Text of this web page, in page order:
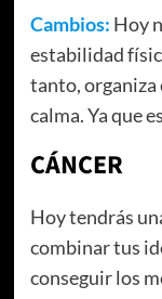
Cambios: Hoy
estabilidad
tanto, organiza
calma. Ya que
CÁNCER
Hoy tendrás
combinar tus
conseguir los